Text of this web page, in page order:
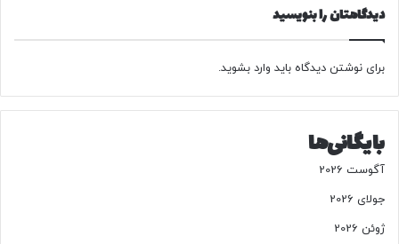
ر
ن
د
ش
ی
ا
ن
/
پ
ی
م
دیدگاهتان را بنویسید
برای نوشتن دیدگاه باید وارد بشوید.
بایگانی‌ها
آگوست 2026
جولای 2026
ژوئن 2026